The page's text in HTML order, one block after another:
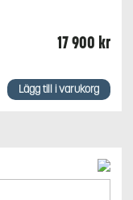
17 900 kr
Lägg till i varukorg